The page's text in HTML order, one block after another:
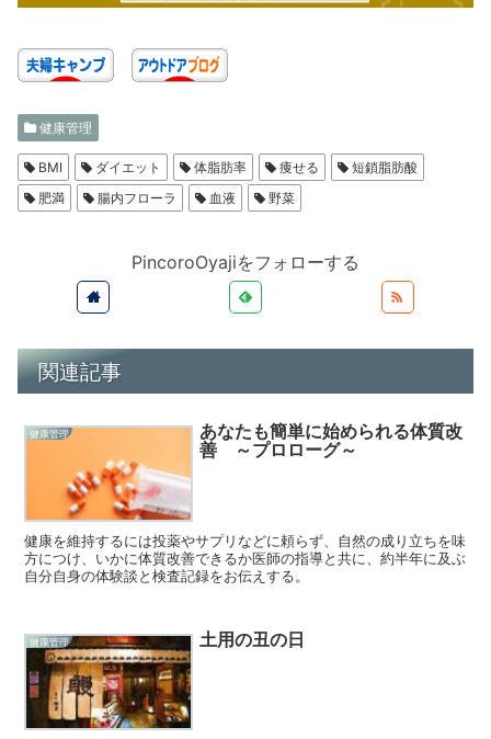
健康管理
BMI ダイエット 体脂肪率 痩せる
短鎖脂肪酸
肥満
腸内フローラ 血液 野菜
PincoroOyajiをフォローする
関連記事
健康管理
あなたも簡単に始められる体質改
善 ～プロローグ～
健康を維持するには投薬やサプリなどに頼らず、自然の成り立ちを味
方につけ、いかに体質改善できるか医師の指導と共に、約半年に及ぶ
自分自身の体験談と検査記録をお伝えする。
健康管理 土用の丑の日